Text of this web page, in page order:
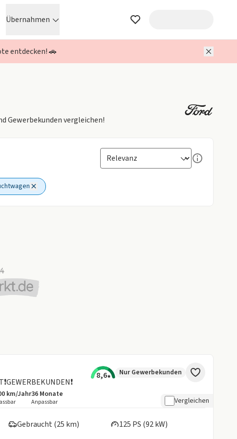
Übernahmen
entdecken! 🚗
Gewerbekunden vergleichen!
8,6 Nur Gewerbekunden
Laufleistung
km/JahrLaufzeit
36 Monate
Anpassbar Vergleichen
Gebraucht (25 km)
125 PS (92 kW)